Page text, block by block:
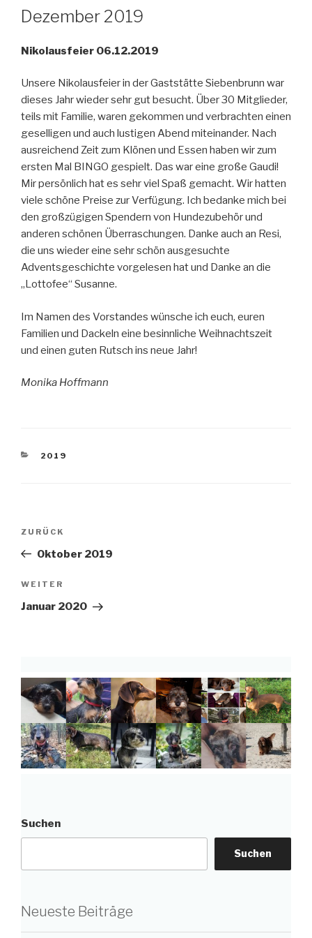
AM
Dezember 2019
Nikolausfeier 06.12.2019
Unsere Nikolausfeier in der Gaststätte Siebenbrunn war
dieses Jahr wieder sehr gut besucht. Über 30 Mitglieder,
teils mit Familie, waren gekommen und verbrachten einen
geselligen und auch lustigen Abend miteinander. Nach
ausreichend Zeit zum Klönen und Essen haben wir zum
ersten Mal BINGO gespielt. Das war eine große Gaudi!
Mir persönlich hat es sehr viel Spaß gemacht. Wir hatten
viele schöne Preise zur Verfügung. Ich bedanke mich bei
den großzügigen Spendern von Hundezubehör und
anderen schönen Überraschungen. Danke auch an Resi,
die uns wieder eine sehr schön ausgesuchte
Adventsgeschichte vorgelesen hat und Danke an die
„Lottofee“ Susanne.
Im Namen des Vorstandes wünsche ich euch, euren
Familien und Dackeln eine besinnliche Weihnachtszeit
und einen guten Rutsch ins neue Jahr!
Monika Hoffmann
KATEGORIEN
2019
Beitragsnavigation
Vorheriger
Beitrag
ZURÜCK
Oktober 2019
Nächster
Beitrag
WEITER
Januar 2020
Suchen
Suchen
Neueste Beiträge